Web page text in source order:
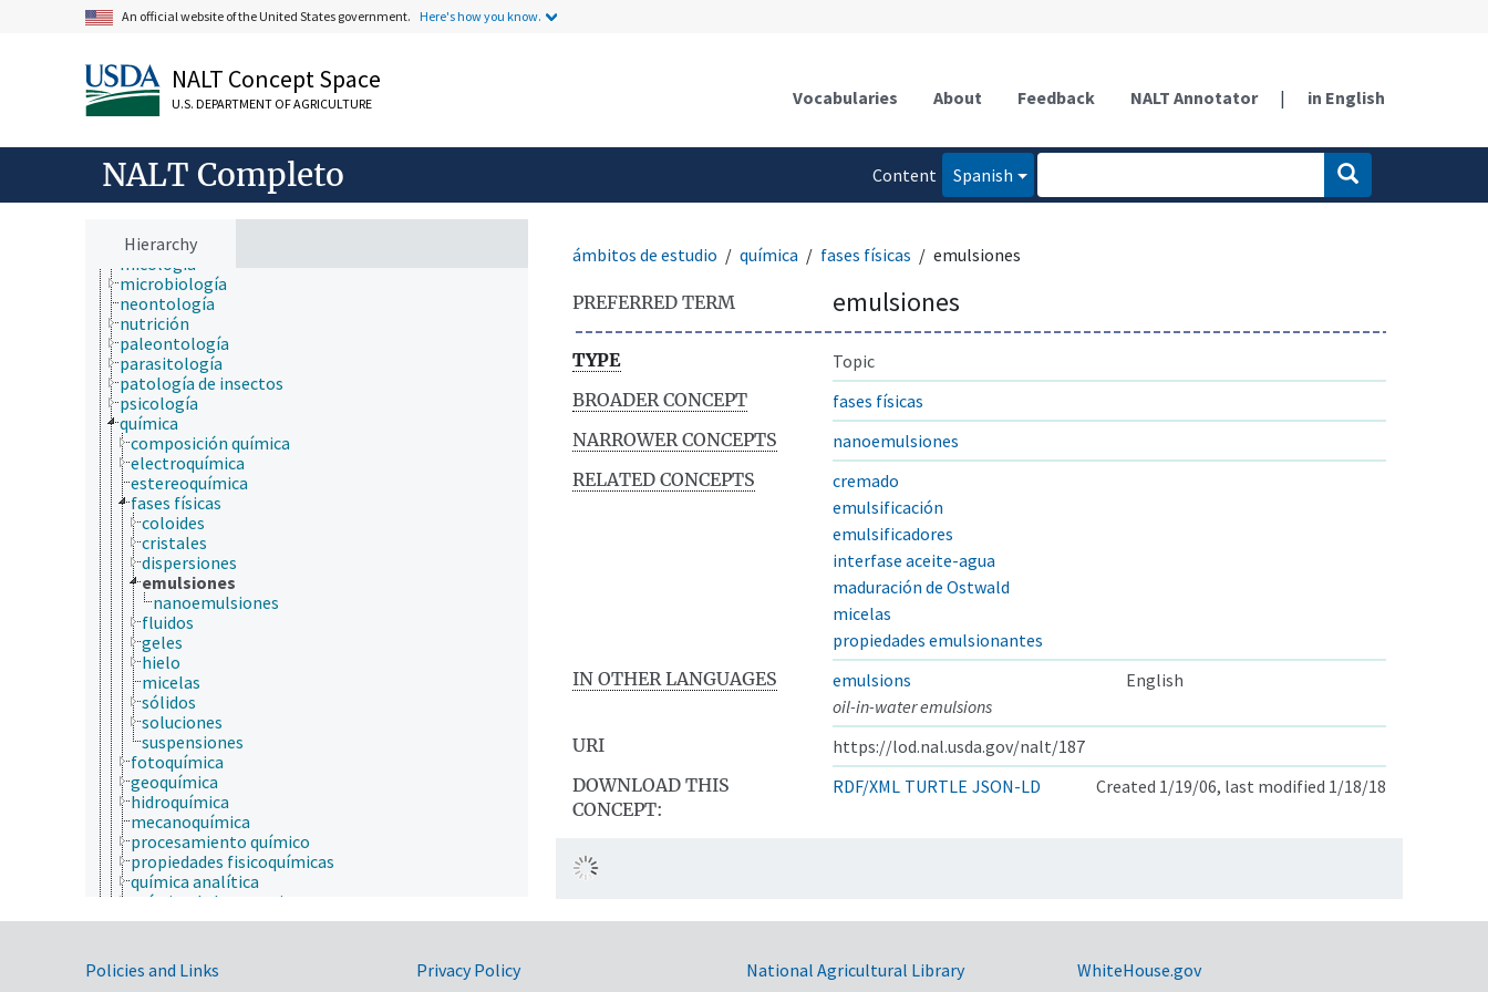
An official website of the United States government. Here's how you know.
NALT Concept Space
U.S. DEPARTMENT OF AGRICULTURE Vocabularies About Feedback NALT Annotator | in English
NALT Completo
Content
Spanish
Hierarchy
hidrología
histología
histopatología
historia
historia natural
horticultura
ingeniería
inmunología
ionómica
matemáticas y estadística
medicina veterinaria
micología
microbiología
neontología
nutrición
paleontología
parasitología
patología de insectos
psicología
química
composición química
electroquímica
estereoquímica
fases físicas
coloides
cristales
dispersiones
emulsiones
nanoemulsiones
fluidos
geles
hielo
micelas
sólidos
soluciones
suspensiones
fotoquímica
geoquímica
hidroquímica
mecanoquímica
procesamiento químico
propiedades fisicoquímicas
química analítica
química de las reacciones
química física
quimioinformática
salud animal y humana
ámbitos de estudio química fases físicas emulsiones
PREFERRED TERM emulsiones
TYPE
Topic
BROADER CONCEPT
fases físicas
NARROWER CONCEPTS
nanoemulsiones
RELATED CONCEPTS
cremado
emulsificación
emulsificadores
interfase aceite-agua
maduración de Ostwald
micelas
propiedades emulsionantes
IN OTHER LANGUAGES
emulsions
English
oil-in-water emulsions
URI
https://lod.nal.usda.gov/nalt/187
DOWNLOAD THIS
CONCEPT:
RDF/XML TURTLE JSON-LD Created 1/19/06, last modified 1/18/18
Government Links
Policies and Links Privacy Policy National Agricultural Library WhiteHouse.gov